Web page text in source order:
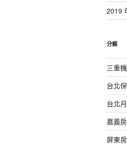
2019
分類
三重
台北
台北
嘉義
屏東